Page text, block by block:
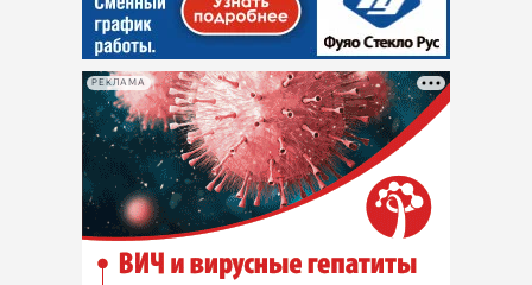
РЕКЛАМА